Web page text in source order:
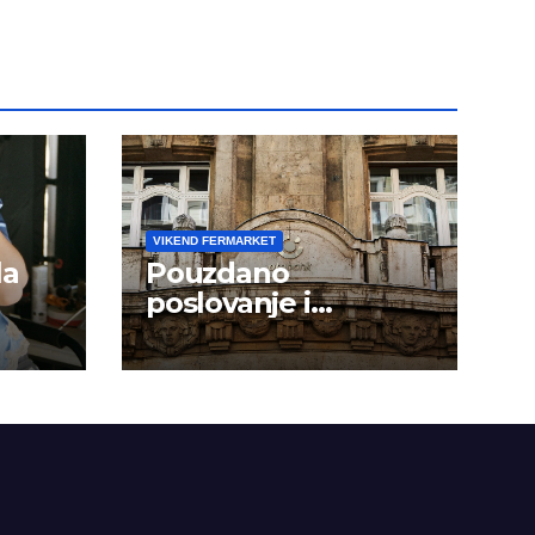
VIKEND FERMARKET
Pouzdano
poslovanje i
kontinuitet rasta